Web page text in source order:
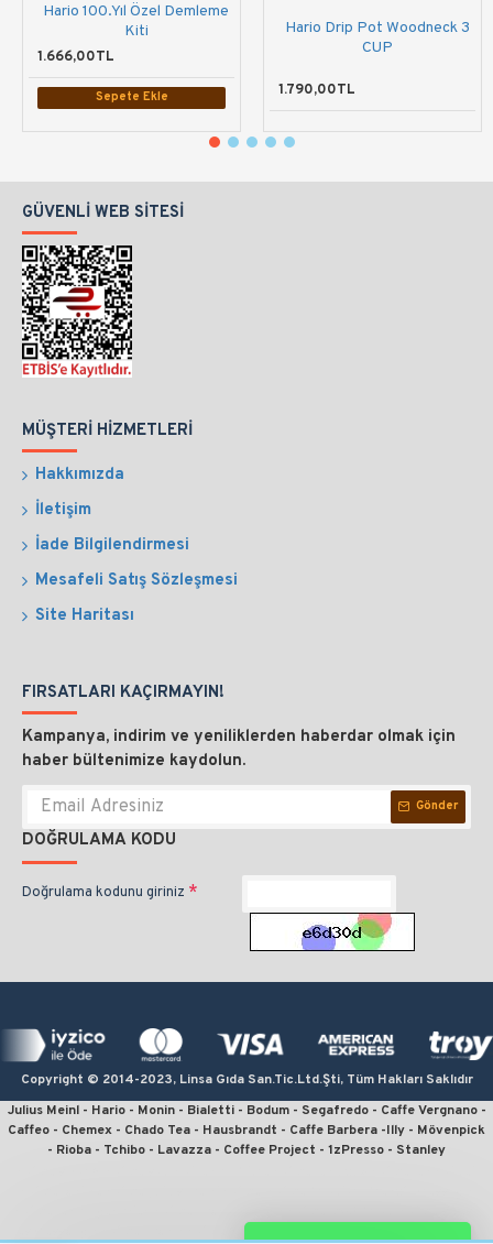
Hario 100.Yıl Özel Demleme
Kiti
1.666,00TL
Sepete Ekle
Hario Drip Pot Woodneck 3
CUP
1.790,00TL
GÜVENLI WEB SITESI
MÜŞTERI HIZMETLERI
Hakkımızda
İletişim
İade Bilgilendirmesi
Mesafeli Satış Sözleşmesi
Site Haritası
FIRSATLARI KAÇIRMAYIN!
Kampanya, indirim ve yeniliklerden haberdar olmak için
haber bültenimize kaydolun.
Gönder
DOĞRULAMA KODU
Doğrulama kodunu giriniz
Copyright © 2014-2023, Linsa Gıda San.Tic.Ltd.Şti, Tüm Hakları Saklıdır
Julius Meinl - Hario - Monin - Bialetti - Bodum - Segafredo - Caffe Vergnano -
Caffeo - Chemex - Chado Tea - Hausbrandt - Caffe Barbera -Illy - Mövenpick
- Rioba - Tchibo - Lavazza - Coffee Project - 1zPresso - Stanley
espresso için kahve, monin kahve şurubu, linsa gıda, kahvecim, fruhstuck,